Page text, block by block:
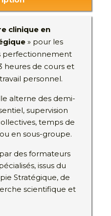
clinique en
» pour les
perfectionnement
heures de cours et
personnel.
alterne des demi-
supervision
temps de
en sous-groupe.
des formateurs
issus du
Stratégique, de
scientifique et